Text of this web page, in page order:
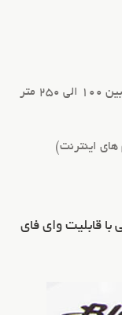
برد بالا(برد این دستگاه در محیط های باز بین 100 الی 250 متر
اینترنت)
با قابلیت وای فای